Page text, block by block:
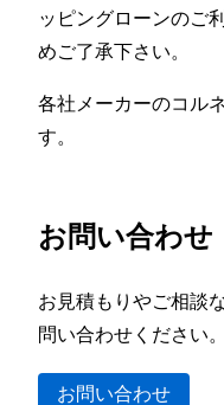
ッピングローンのご
めご了承下さい。
各社メーカーのコル
す。
お問い合わせ
お見積もりやご相談
問い合わせください。
お問い合わせ